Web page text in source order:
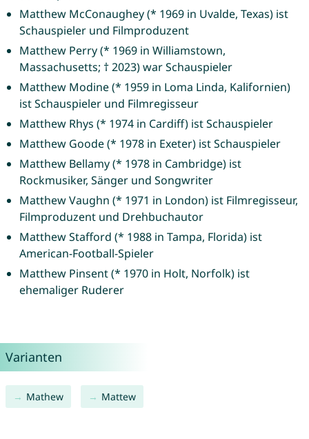
Matthew McConaughey (* 1969 in Uvalde, Texas) ist
Schauspieler und Filmproduzent
Matthew Perry (* 1969 in Williamstown,
Massachusetts; † 2023) war Schauspieler
Matthew Modine (* 1959 in Loma Linda, Kalifornien)
ist Schauspieler und Filmregisseur
Matthew Rhys (* 1974 in Cardiff) ist Schauspieler
Matthew Goode (* 1978 in Exeter) ist Schauspieler
Matthew Bellamy (* 1978 in Cambridge) ist
Rockmusiker, Sänger und Songwriter
Matthew Vaughn (* 1971 in London) ist Filmregisseur,
Filmproduzent und Drehbuchautor
Matthew Stafford (* 1988 in Tampa, Florida) ist
American-Football-Spieler
Matthew Pinsent (* 1970 in Holt, Norfolk) ist
ehemaliger Ruderer
Varianten
Mathew Mattew